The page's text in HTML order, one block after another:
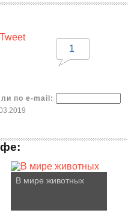
Tweet
1
по e-mail:
В мире животных